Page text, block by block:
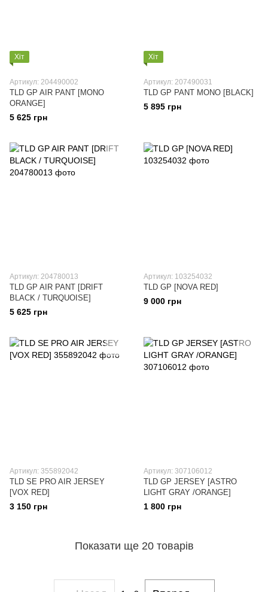
Хіт
Артикул: 204490002
TLD GP AIR PANT [MONO
ORANGE]
5 625 грн
Хіт
Артикул: 207490031
TLD GP PANT MONO [BLACK]
5 895 грн
Артикул: 204780013
TLD GP AIR PANT [DRIFT
BLACK / TURQUOISE]
5 625 грн
Артикул: 103254032
TLD GP [NOVA RED]
9 000 грн
Артикул: 355892042
TLD SE PRO AIR JERSEY
[VOX RED]
3 150 грн
Артикул: 307106012
TLD GP JERSEY [ASTRO
LIGHT GRAY /ORANGE]
1 800 грн
Показати ще 20 товарів